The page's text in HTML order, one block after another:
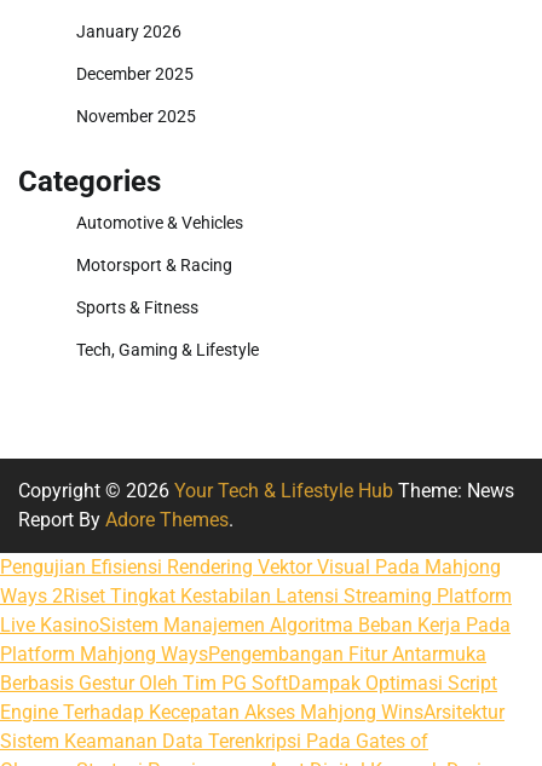
January 2026
December 2025
November 2025
Categories
Automotive & Vehicles
Motorsport & Racing
Sports & Fitness
Tech, Gaming & Lifestyle
Copyright © 2026 Your Tech & Lifestyle Hub Theme: News
Report By Adore Themes.
Pengujian Efisiensi Rendering Vektor Visual Pada Mahjong
Ways 2Riset Tingkat Kestabilan Latensi Streaming Platform
Live KasinoSistem Manajemen Algoritma Beban Kerja Pada
Platform Mahjong WaysPengembangan Fitur Antarmuka
Berbasis Gestur Oleh Tim PG SoftDampak Optimasi Script
Engine Terhadap Kecepatan Akses Mahjong WinsArsitektur
Sistem Keamanan Data Terenkripsi Pada Gates of